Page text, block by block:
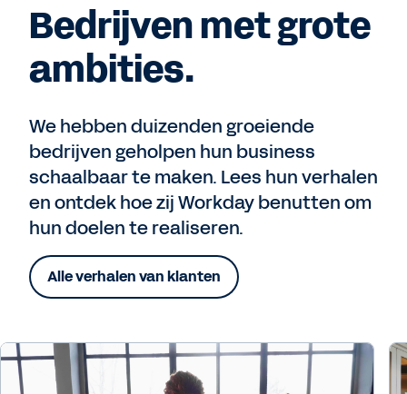
Bedrijven met grote
ambities.
We hebben duizenden groeiende
bedrijven geholpen hun business
schaalbaar te maken. Lees hun verhalen
en ontdek hoe zij Workday benutten om
hun doelen te realiseren.
Alle verhalen van klanten